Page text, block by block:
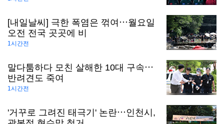
[내일날씨] 극한 폭염은 꺾여⋯월요일
오전 전국 곳곳에 비
1시간전
말다툼하다 모친 살해한 10대 구속⋯
반려견도 죽여
1시간전
'거꾸로 그려진 태극기' 논란⋯인천시,